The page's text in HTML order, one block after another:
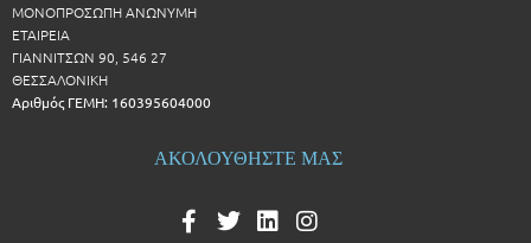
ΜΟΝΟΠΡΟΣΩΠΗ ΑΝΩΝΥΜΗ
ΕΤΑΙΡΕΙΑ
ΓΙΑΝΝΙΤΣΩΝ 90, 546 27
ΘΕΣΣΑΛΟΝΙΚΗ
Αριθμός ΓΕΜΗ: 160395604000
ΑΚΟΛΟΥΘΗΣΤΕ ΜΑΣ